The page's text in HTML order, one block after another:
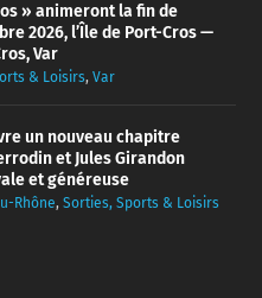
» animeront la fin de
2026, l’Île de Port-Cros —
Var
& Loisirs,Var
un nouveau chapitre
et Jules Girandon
et généreuse
Rhône,Sorties, Sports & Loisirs